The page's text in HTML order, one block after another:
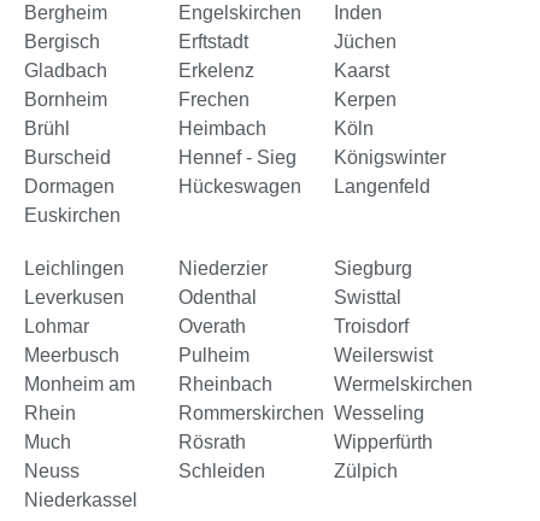
Bergheim
Bergisch
Gladbach
Bornheim
Brühl
Burscheid
Dormagen
Euskirchen
Engelskirchen
Erftstadt
Erkelenz
Frechen
Heimbach
Hennef - Sieg
Hückeswagen
Inden
Jüchen
Kaarst
Kerpen
Köln
Königswinter
Langenfeld
Leichlingen
Leverkusen
Lohmar
Meerbusch
Monheim am
Rhein
Much
Neuss
Niederkassel
Niederzier
Odenthal
Overath
Pulheim
Rheinbach
Rommerskirchen
Rösrath
Schleiden
Siegburg
Swisttal
Troisdorf
Weilerswist
Wermelskirchen
Wesseling
Wipperfürth
Zülpich